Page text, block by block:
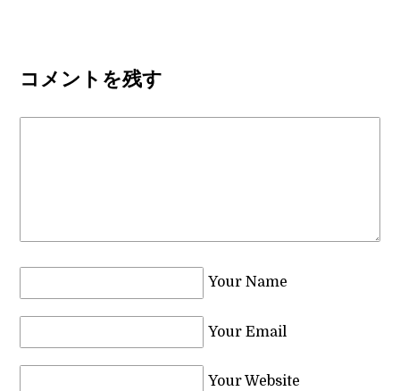
コメントを残す
Your Name
Your Email
Your Website